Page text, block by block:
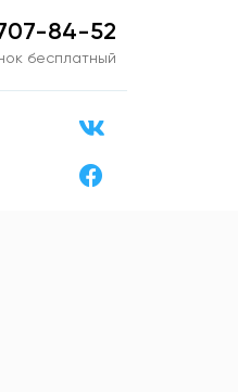
84-52
бесплатный